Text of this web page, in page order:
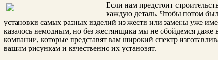
Если нам предстоит
каждую деталь. Чтобы потом
установки самых разных изделий из жести или замены уже
казалось немодным, но без жестянщика мы не обойдемся даже
компании, которые представят вам широкий спектр
вашим рисункам и качественно их установят.